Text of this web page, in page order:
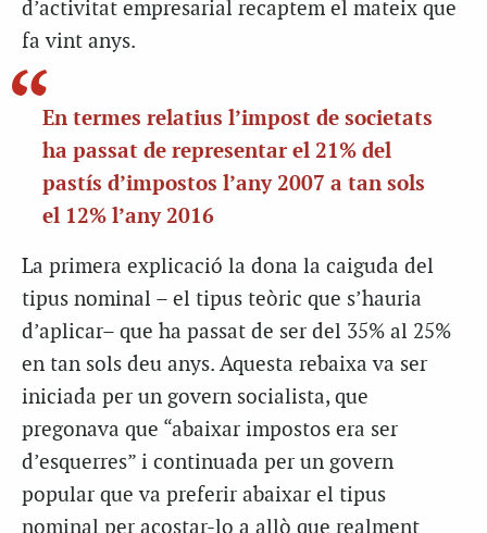
d’activitat empresarial recaptem el mateix que
fa vint anys.
En termes relatius l’impost de societats
ha passat de representar el 21% del
pastís d’impostos l’any 2007 a tan sols
el 12% l’any 2016
La primera explicació la dona la caiguda del
tipus nominal – el tipus teòric que s’hauria
d’aplicar– que ha passat de ser del 35% al 25%
en tan sols deu anys. Aquesta rebaixa va ser
iniciada per un govern socialista, que
pregonava que “abaixar impostos era ser
d’esquerres” i continuada per un govern
popular que va preferir abaixar el tipus